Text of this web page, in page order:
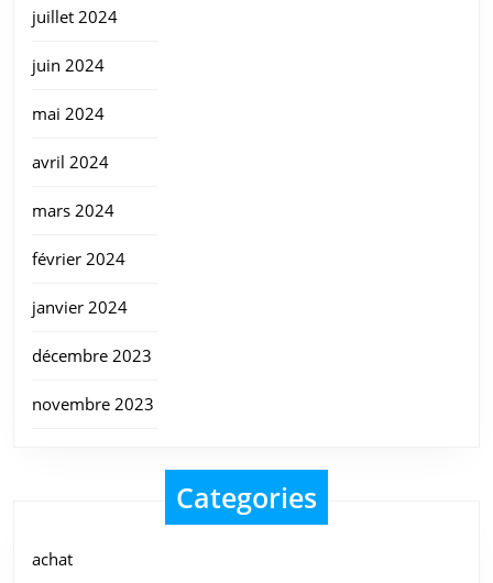
juillet 2024
juin 2024
mai 2024
avril 2024
mars 2024
février 2024
janvier 2024
décembre 2023
novembre 2023
Categories
achat